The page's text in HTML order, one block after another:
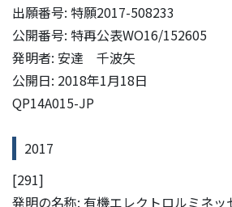
出願番号: 特願2017-508233
公開番号: 特再公表WO16/152605
発明者: 安達 千波矢
公開日: 2018年1月18日
QP14A015-JP
2017
[291]
発明の名称: 有機エレクトロルミネッ